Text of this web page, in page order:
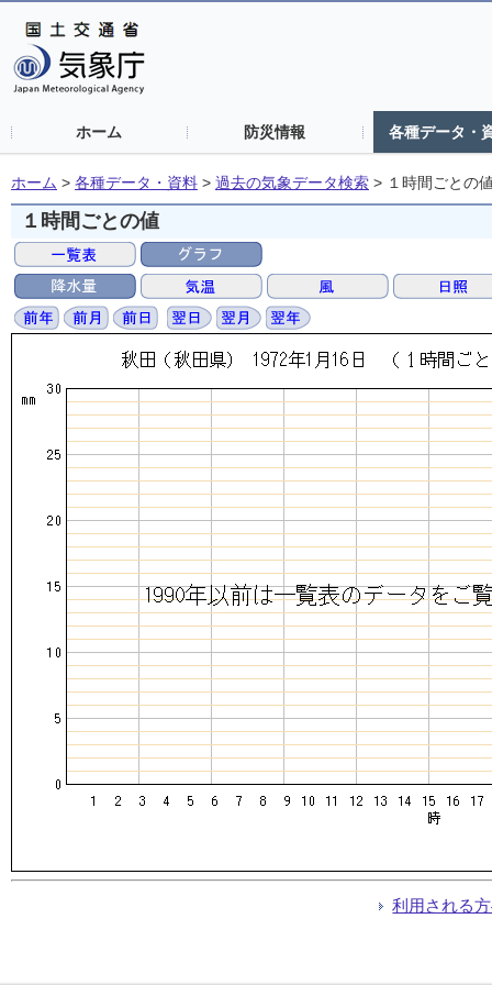
ホーム 防災情報 各種データ・
ホーム > 各種データ・資料 > 過去の気象データ検索 > １時間ごとの
１時間ごとの値
利用される